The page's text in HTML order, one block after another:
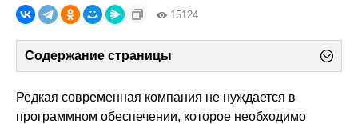
15124
Содержание страницы
Редкая современная компания не нуждается в
программном обеспечении, которое необходимо